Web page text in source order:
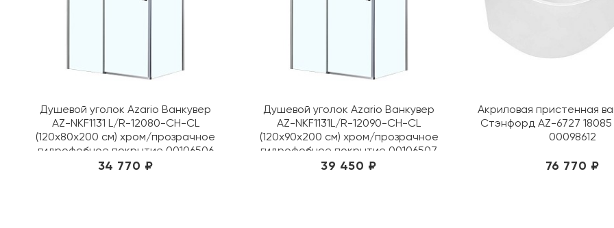
Душевой уголок Azario Ванкувер
AZ-NKF1131 L/R-12080-CH-CL
(120х80х200 см) хром/прозрачное
гидрофобное покрытие 00106506
34 770 ₽
Душевой уголок Azario Ванкувер
AZ-NKF1131L/R-12090-CH-CL
(120х90х200 см) хром/прозрачное
гидрофобное покрытие 00106507
39 450 ₽
Акриловая пристенная
Стэнфорд AZ-6727 18085
00098612
76 770 ₽